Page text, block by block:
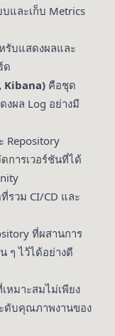
และเก็บ Metrics
รับแสดงผลและ
ด
Kibana) คือชุด
งผล Log อย่างมี
Repository
การเวอร์ชันที่ได้
วม CI/CD และ
ที่ผสานการ
ๆ ไว้ได้อย่างดี
หมาะสมไม่เพียง
ดับคุณภาพงานของ